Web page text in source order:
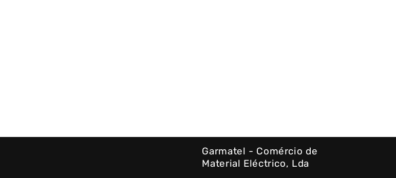
Garmatel - Comércio de
Material Eléctrico, Lda